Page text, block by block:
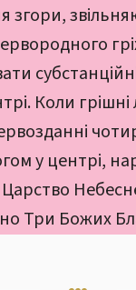
згори,
Коли
у центрі,
Три Божих